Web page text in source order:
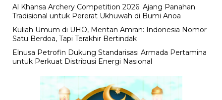
Al Khansa Archery Competition 2026: Ajang Panahan
Tradisional untuk Pererat Ukhuwah di Bumi Anoa
Kuliah Umum di UHO, Mentan Amran: Indonesia Nomor
Satu Berdoa, Tapi Terakhir Bertindak
Elnusa Petrofin Dukung Standarisasi Armada Pertamina
untuk Perkuat Distribusi Energi Nasional